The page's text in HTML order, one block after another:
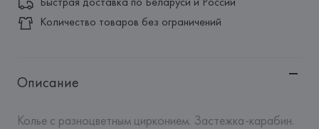
Количество товаров без ограничений
Описание
Колье с разноцветным цирконием. Застежка-карабин.